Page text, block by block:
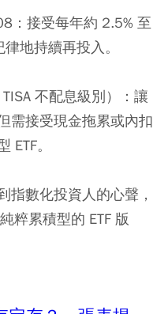
：接受每年約 2.5% 至
地持續再投入。
不配息級別）：讓
需接受現金拖累或內扣
。
指數化投資人的心聲，
粹累積型的 ETF 版